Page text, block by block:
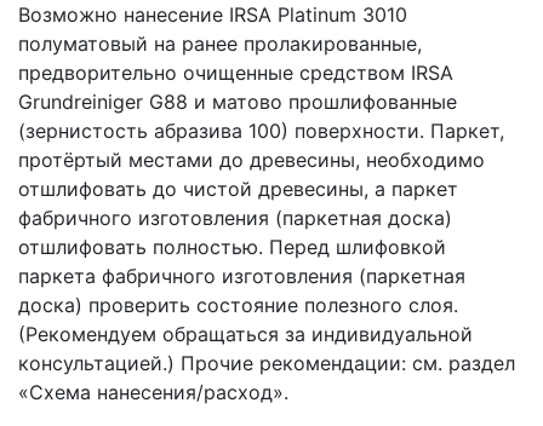
Возможно нанесение IRSA Platinum 3010
полуматовый на ранее пролакированные,
предворительно очищенные средством IRSA
Grundreiniger G88 и матово прошлифованные
(зернистость абразива 100) поверхности. Паркет,
протёртый местами до древесины, необходимо
отшлифовать до чистой древесины, а паркет
фабричного изготовления (паркетная доска)
отшлифовать полностью. Перед шлифовкой
паркета фабричного изготовления (паркетная
доска) проверить состояние полезного слоя.
(Рекомендуем обращаться за индивидуальной
консультацией.) Прочие рекомендации: см. раздел
«Схема нанесения/расход».